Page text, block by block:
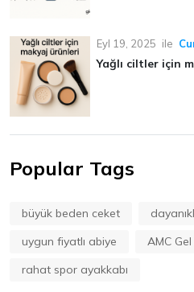
Eyl 19, 2025 ile
Yağlı ciltler için
Popular Tags
büyük beden ceket
uygun fiyatlı abiye
AMC
rahat spor ayakkabı